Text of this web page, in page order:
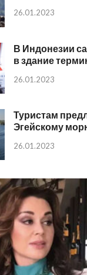
26.01.2023
В Индонезии
в здание
26.01.2023
Туристам
Эгейскому
26.01.2023